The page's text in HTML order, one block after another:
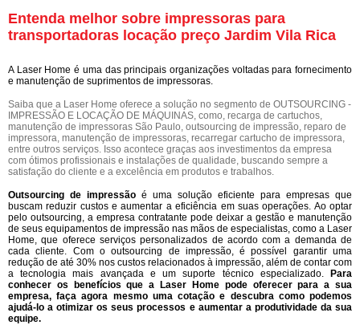
Entenda melhor sobre impressoras para
transportadoras locação preço Jardim Vila Rica
A Laser Home é uma das principais organizações voltadas para fornecimento
e manutenção de suprimentos de impressoras.
Saiba que a Laser Home oferece a solução no segmento de OUTSOURCING -
IMPRESSÃO E LOCAÇÃO DE MÁQUINAS, como, recarga de cartuchos,
manutenção de impressoras São Paulo, outsourcing de impressão, reparo de
impressora, manutenção de impressoras, recarregar cartucho de impressora,
entre outros serviços. Isso acontece graças aos investimentos da empresa
com ótimos profissionais e instalações de qualidade, buscando sempre a
satisfação do cliente e a excelência em produtos e trabalhos.
Outsourcing de impressão é uma solução eficiente para empresas que
buscam reduzir custos e aumentar a eficiência em suas operações. Ao optar
pelo outsourcing, a empresa contratante pode deixar a gestão e manutenção
de seus equipamentos de impressão nas mãos de especialistas, como a Laser
Home, que oferece serviços personalizados de acordo com a demanda de
cada cliente. Com o outsourcing de impressão, é possível garantir uma
redução de até 30% nos custos relacionados à impressão, além de contar com
a tecnologia mais avançada e um suporte técnico especializado. Para
conhecer os benefícios que a Laser Home pode oferecer para a sua
empresa, faça agora mesmo uma cotação e descubra como podemos
ajudá-lo a otimizar os seus processos e aumentar a produtividade da sua
equipe.